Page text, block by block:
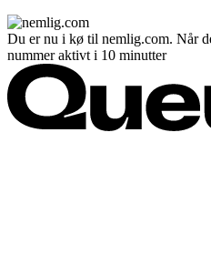
Du er nu i kø til nemlig.com. Når
nummer aktivt i 10 minutter